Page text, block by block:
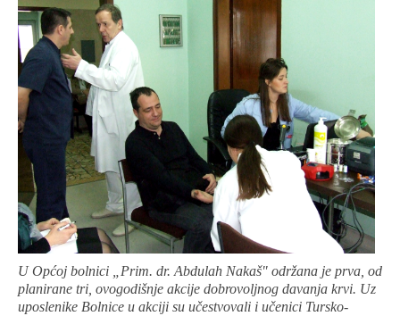
U Općoj bolnici „Prim. dr. Abdulah Nakaš" održana je prva, od
planirane tri, ovogodišnje akcije dobrovoljnog davanja krvi. Uz
uposlenike Bolnice u akciji su učestvovali i učenici Tursko-